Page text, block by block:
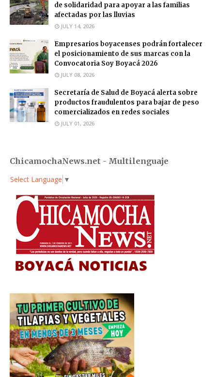
de solidaridad para apoyar a las familias
afectadas por las lluvias
JULY 14, 2026
Empresarios boyacenses podrán fortalecer
el posicionamiento de sus marcas con la
Convocatoria Soy Boyacá 2026
JULY 08, 2026
Secretaría de Salud de Boyacá alerta sobre
productos fraudulentos para bajar de peso
comercializados en redes sociales
JULY 01, 2026
ChicamochaNews.net - Multilenguaje
Select Language ▼